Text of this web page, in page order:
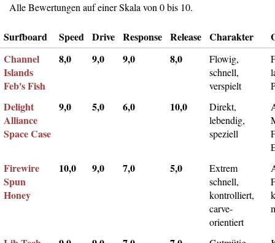
Alle Bewertungen auf einer Skala von 0 bis 10.
Surfboard Speed Drive Response Release Charakter
Channel
Islands
Feb's Fish
8,0 9,0 9,0 8,0
Flowig,
schnell,
verspielt
Delight
Alliance
Space Case
9,0 5,0 6,0 10,0
Direkt,
lebendig,
speziell
Firewire
Spun
Honey
10,0 9,0 7,0 5,0
Extrem
schnell,
kontrolliert,
carve-
orientiert